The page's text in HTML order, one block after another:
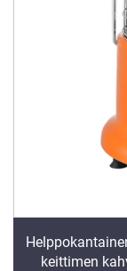
keittimen